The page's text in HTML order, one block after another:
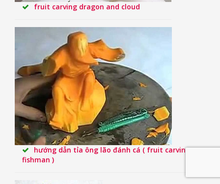
fruit carving dragon and cloud
hướng dẫn tỉa ông lão đánh cá ( fruit carving
fishman )